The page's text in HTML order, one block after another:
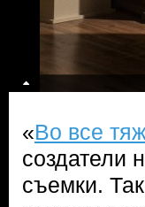
«Во все
создатели
съемки.